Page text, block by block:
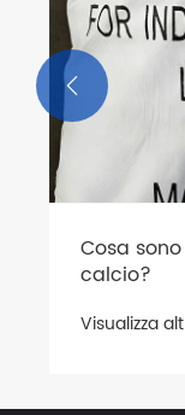
Un
con
Visualizza
